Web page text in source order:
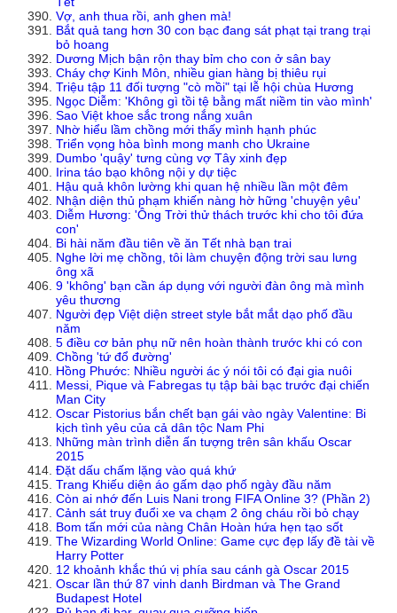
Vợ, anh thua rồi, anh ghen mà!
Bắt quả tang hơn 30 con bạc đang sát phạt tại trang trại
bỏ hoang
Dương Mịch bận rộn thay bỉm cho con ở sân bay
Cháy chợ Kinh Môn, nhiều gian hàng bị thiêu rụi
Triệu tập 11 đối tượng "cò mồi" tại lễ hội chùa Hương
Ngọc Diễm: 'Không gì tồi tệ bằng mất niềm tin vào mình'
Sao Việt khoe sắc trong nắng xuân
Nhờ hiểu lầm chồng mới thấy mình hạnh phúc
Triển vọng hòa bình mong manh cho Ukraine
Dumbo 'quậy' tưng cùng vợ Tây xinh đẹp
Irina táo bạo không nội y dự tiệc
Hậu quả khôn lường khi quan hệ nhiều lần một đêm
Nhận diện thủ phạm khiến nàng hờ hững 'chuyện yêu'
Diễm Hương: 'Ông Trời thử thách trước khi cho tôi đứa
con'
Bi hài năm đầu tiên về ăn Tết nhà bạn trai
Nghe lời mẹ chồng, tôi làm chuyện động trời sau lưng
ông xã
9 'không' bạn cần áp dụng với người đàn ông mà mình
yêu thương
Người đẹp Việt diện street style bắt mắt dạo phố đầu
năm
5 điều cơ bản phụ nữ nên hoàn thành trước khi có con
Chồng 'tứ đổ đường'
Hồng Phước: Nhiều người ác ý nói tôi có đại gia nuôi
Messi, Pique và Fabregas tụ tập bài bạc trước đại chiến
Man City
Oscar Pistorius bắn chết bạn gái vào ngày Valentine: Bi
kịch tình yêu của cả dân tộc Nam Phi
Những màn trình diễn ấn tượng trên sân khấu Oscar
2015
Đặt dấu chấm lặng vào quá khứ
Trang Khiếu diện áo gấm dạo phố ngày đầu năm
Còn ai nhớ đến Luis Nani trong FIFA Online 3? (Phần 2)
Cảnh sát truy đuổi xe va chạm 2 ông cháu rồi bỏ chạy
Bom tấn mới của nàng Chân Hoàn hứa hẹn tạo sốt
The Wizarding World Online: Game cực đẹp lấy đề tài về
Harry Potter
12 khoảnh khắc thú vị phía sau cánh gà Oscar 2015
Oscar lần thứ 87 vinh danh Birdman và The Grand
Budapest Hotel